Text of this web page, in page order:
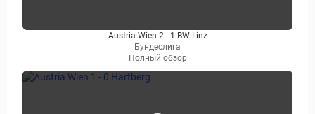
Austria Wien 2 - 1 BW Linz
Бундеслига
Полный обзор